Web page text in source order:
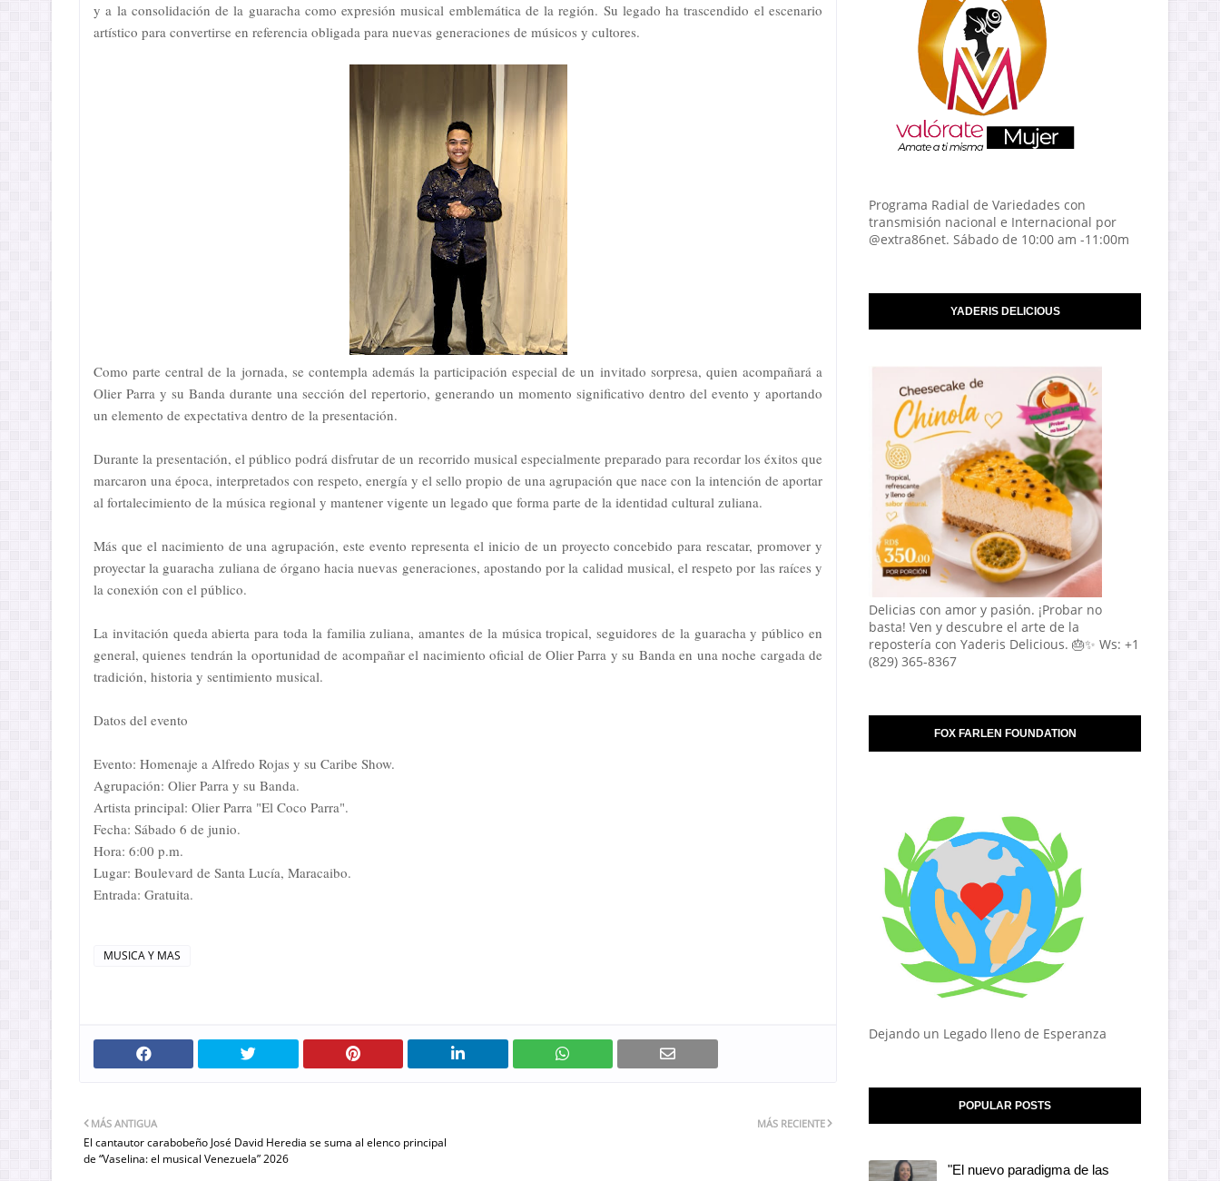
y a la consolidación de la guaracha como expresión musical emblemática de la región. Su legado ha trascendido el escenario
artístico para convertirse en referencia obligada para nuevas generaciones de músicos y cultores.
Como parte central de la jornada, se contempla además la participación especial de un invitado sorpresa, quien acompañará a
Olier Parra y su Banda durante una sección del repertorio, generando un momento significativo dentro del evento y aportando
un elemento de expectativa dentro de la presentación.
Durante la presentación, el público podrá disfrutar de un recorrido musical especialmente preparado para recordar los éxitos que
marcaron una época, interpretados con respeto, energía y el sello propio de una agrupación que nace con la intención de aportar
al fortalecimiento de la música regional y mantener vigente un legado que forma parte de la identidad cultural zuliana.
Más que el nacimiento de una agrupación, este evento representa el inicio de un proyecto concebido para rescatar, promover y
proyectar la guaracha zuliana de órgano hacia nuevas generaciones, apostando por la calidad musical, el respeto por las raíces y
la conexión con el público.
La invitación queda abierta para toda la familia zuliana, amantes de la música tropical, seguidores de la guaracha y público en
general, quienes tendrán la oportunidad de acompañar el nacimiento oficial de Olier Parra y su Banda en una noche cargada de
tradición, historia y sentimiento musical.
Datos del evento
Evento: Homenaje a Alfredo Rojas y su Caribe Show.
Agrupación: Olier Parra y su Banda.
Artista principal: Olier Parra "El Coco Parra".
Fecha: Sábado 6 de junio.
Hora: 6:00 p.m.
Lugar: Boulevard de Santa Lucía, Maracaibo.
Entrada: Gratuita.
MUSICA Y MAS
MÁS RECIENTE
MÁS ANTIGUA
El cantautor carabobeño José David Heredia se suma al elenco principal
de “Vaselina: el musical Venezuela” 2026
Programa Radial de Variedades con
transmisión nacional e Internacional por
@extra86net. Sábado de 10:00 am -11:00m
YADERIS DELICIOUS
Delicias con amor y pasión. ¡Probar no
basta! Ven y descubre el arte de la
repostería con Yaderis Delicious. 🎂✨ Ws: +1
(829) 365-8367
FOX FARLEN FOUNDATION
Dejando un Legado lleno de Esperanza
POPULAR POSTS
"El nuevo paradigma de las